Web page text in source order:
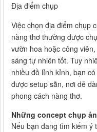
Địa điểm chụp
Việc chọn địa điểm chụp
nàng thơ thường được
vườn hoa hoặc công
sáng tự nhiên tốt. Tuy
nhiều đồ lỉnh kỉnh, bạn
được setup sẵn, nơi dễ
phong cách nàng thơ.
Những concept chụp
Nếu bạn đang tìm kiếm ý